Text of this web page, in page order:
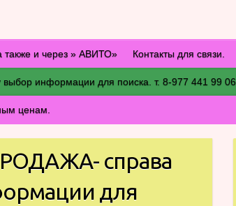
также и через » АВИТО» Контакты для связи.
информации для поиска. т. 8-977 441 99 06
ценам.
справа
для